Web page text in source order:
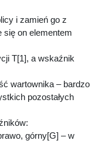
i zamień go z
się on elementem
T[1], a wskaźnik
wartownika – bardzo
pozostałych
górny[G] – w